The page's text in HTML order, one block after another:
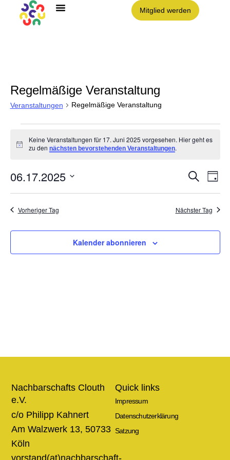
Mitglied werden
Regelmäßige Veranstaltung
Veranstaltungen Regelmäßige Veranstaltung
Hinweis
Keine Veranstaltungen für 17. Juni 2025 vorgesehen. Hier geht es
zu den nächsten bevorstehenden Veranstaltungen.
Suche
Tag
06.17.2025
Vorheriger Tag Nächster Tag
Kalender abonnieren
Quick links
Impressum
Datenschutzerklärung
Satzung
Nachbarschafts Clouth
e.V.
c/o Philipp Kahnert
Am Walzwerk 13, 50733
Köln